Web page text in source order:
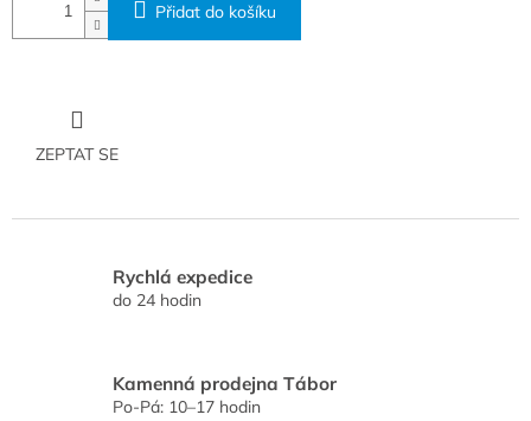
Přidat do košíku
ZEPTAT SE
Rychlá expedice
do 24 hodin
Kamenná prodejna Tábor
Po-Pá: 10–17 hodin